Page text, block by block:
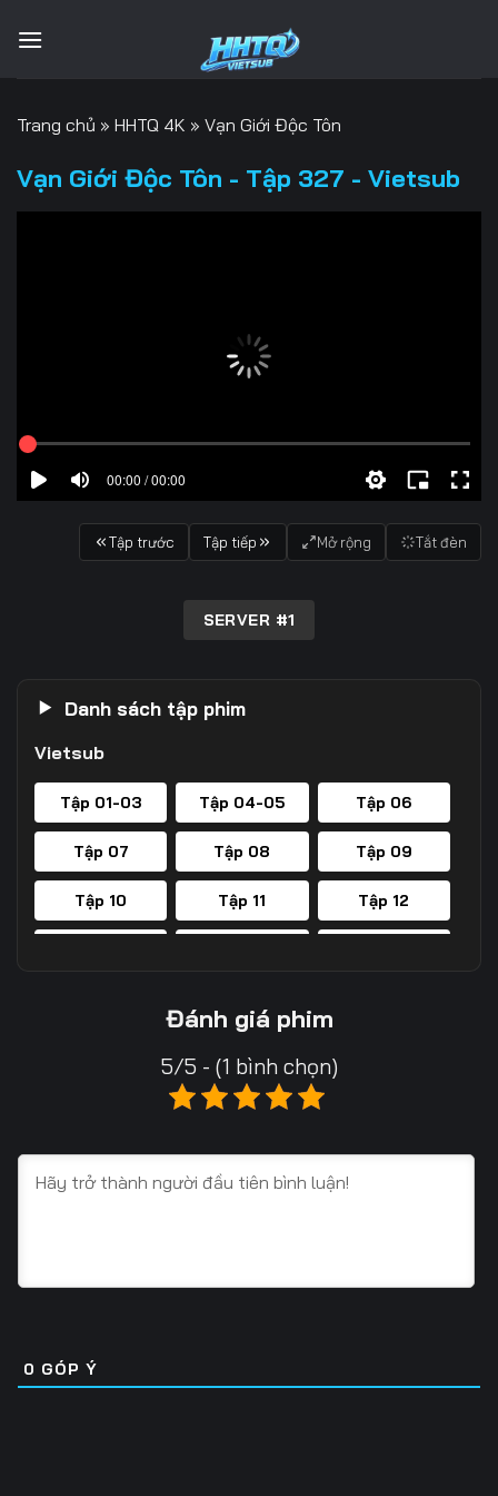
qua
Trang chủ » HHTQ 4K » Vạn Giới Độc Tôn
Vạn Giới Độc Tôn - Tập 327 - Vietsub
00:00 / 00:00
Tập trước Tập tiếp Mở rộng Tắt đèn
SERVER #1
Danh sách tập phim
Vietsub
Tập 01-03 Tập 04-05 Tập 06
Tập 07 Tập 08 Tập 09
Tập 10 Tập 11 Tập 12
Tập 23
Tập 28 Tập 29
Tập 34 Tập 35 Tập 36
Tập 40 Tập 41 Tập 42
Đánh giá phim
5/5 - (1 bình chọn)
0 GÓP Ý